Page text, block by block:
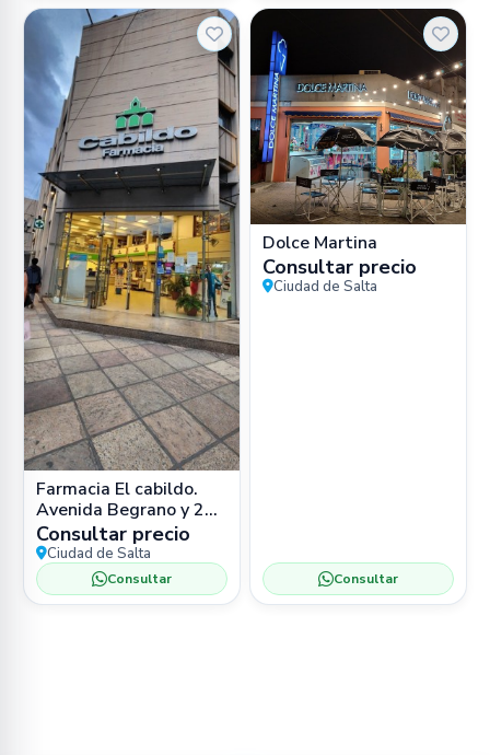
Farmacia El cabildo.
Avenida Begrano y 25
de Mayo. Salta
Consultar precio
Ciudad de Salta
Consultar
Dolce Martina
Consultar precio
Ciudad de Salta
Consultar